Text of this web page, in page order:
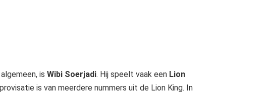
is Wibi Soerjadi. Hij speelt vaak een Lion
is van meerdere nummers uit de Lion King. In